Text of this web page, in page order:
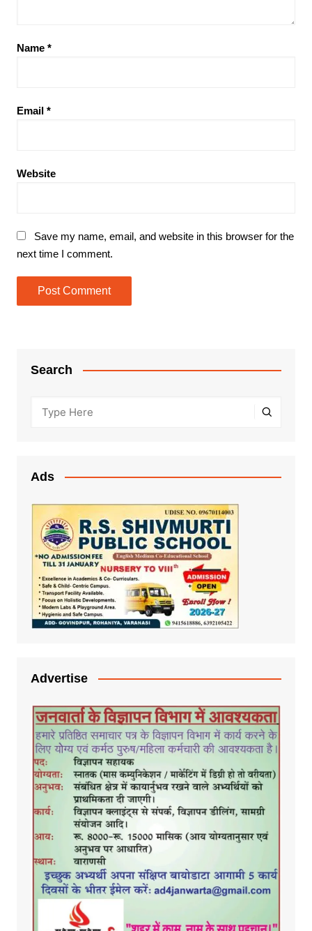
Name *
Email *
Website
Save my name, email, and website in this browser for the
next time I comment.
Search
Ads
Advertise